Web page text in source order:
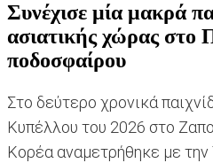
Συνέχισε μία μακρά
ασιατικής χώρας στο
ποδοσφαίρου
Στο δεύτερο χρονικά
Κυπέλλου του 2026 στο
Κορέα αναμετρήθηκε με